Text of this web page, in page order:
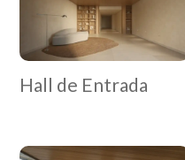
Hall de Entrada